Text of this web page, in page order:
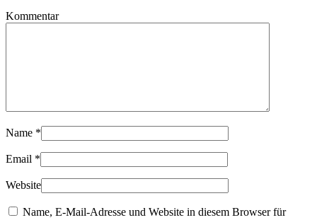
Kommentar
Name *
Email *
Website
Name, E-Mail-Adresse und Website in diesem Browser für